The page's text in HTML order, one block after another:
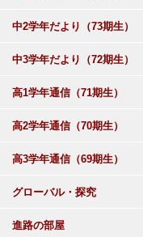
中2学年だより（73期生）
中3学年だより（72期生）
高1学年通信（71期生）
高2学年通信（70期生）
高3学年通信（69期生）
グローバル・探究
進路の部屋